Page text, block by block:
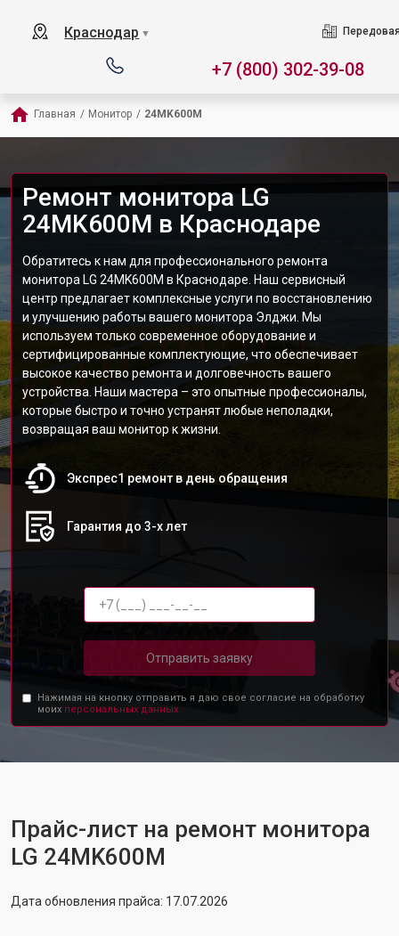
Краснодар ▼
+7 (800) 302-39-08
Главная / Монитор / 24MK600M
Ремонт монитора LG
24MK600M в Краснодаре
Обратитесь к нам для профессионального ремонта
монитора LG 24MK600M в Краснодаре. Наш сервисный
центр предлагает комплексные услуги по восстановлению
и улучшению работы вашего монитора Элджи. Мы
используем только современное оборудование и
сертифицированные комплектующие, что обеспечивает
высокое качество ремонта и долговечность вашего
устройства. Наши мастера – это опытные профессионалы,
которые быстро и точно устранят любые неполадки,
возвращая ваш монитор к жизни.
Экспрес1 ремонт в день обращения
Гарантия до 3-х лет
Отправить заявку
Нажимая на кнопку отправить я даю свое согласие на обработку
моих персональных данных.
Прайс-лист на ремонт монитора
LG 24MK600M
Дата обновления прайса: 17.07.2026